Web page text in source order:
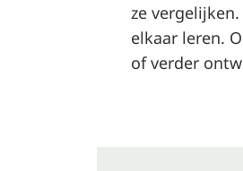
ze
elkaar leren.
of verder